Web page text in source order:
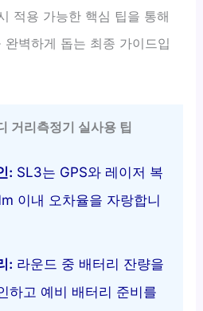
적용 가능한 핵심 팁을 통해
벽하게 돕는 최종 가이드입
거리측정기 실사용 팁
: SL3는 GPS와 레이저 복
이내 오차율을 자랑합니
: 라운드 중 배터리 잔량을
하고 예비 배터리 준비를